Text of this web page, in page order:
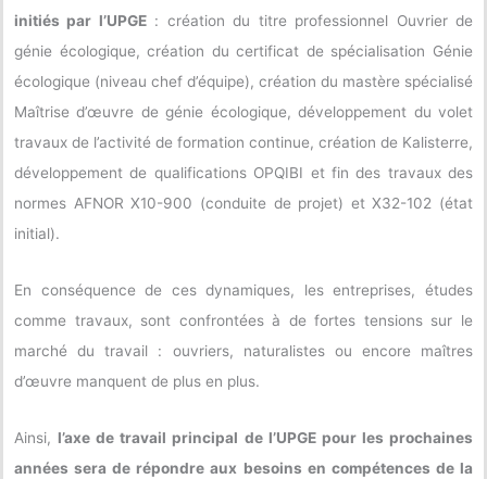
initiés par l’UPGE: création du titre professionnel Ouvrier de
génie écologique, création du certificat de spécialisation Génie
écologique (niveau chef d’équipe), création du mastère spécialisé
Maîtrise d’œuvre de génie écologique, développement du volet
travaux de l’activité de formation continue, création de Kalisterre,
développement de qualifications OPQIBI et fin des travaux des
normes AFNOR X10-900 (conduite de projet) et X32-102 (état
initial).
En conséquence de ces dynamiques, les entreprises, études
comme travaux, sont confrontées à de fortes tensions sur le
marché du travail : ouvriers, naturalistes ou encore maîtres
d’œuvre manquent de plus en plus.
Ainsi, l’axe de travail principal de l’UPGE pour les prochaines
années sera de répondre aux besoins en compétences de la